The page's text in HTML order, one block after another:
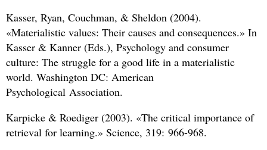
Kasser, Ryan, Couchman, & Sheldon (2004).
«Materialistic values: Their causes and consequences.» In
Kasser & Kanner (Eds.), Psychology and consumer
culture: The struggle for a good life in a materialistic
world. Washington DC: American
Psychological Association.
Karpicke & Roediger (2003). «The critical importance of
retrieval for learning.» Science, 319: 966-968.